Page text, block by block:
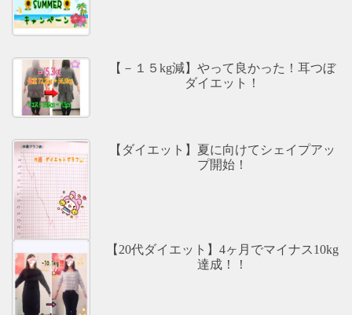
【－１５kg減】やって良かった！耳つぼ
ダイエット！
【ダイエット】夏に向けてシェイプアッ
プ開始！
【20代ダイエット】4ヶ月でマイナス10kg
達成！！